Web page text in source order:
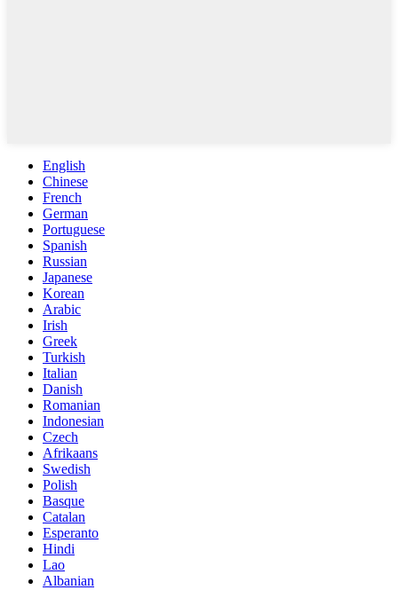
English
Chinese
French
German
Portuguese
Spanish
Russian
Japanese
Korean
Arabic
Irish
Greek
Turkish
Italian
Danish
Romanian
Indonesian
Czech
Afrikaans
Swedish
Polish
Basque
Catalan
Esperanto
Hindi
Lao
Albanian